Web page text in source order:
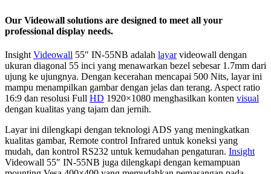
Our Videowall solutions are designed to meet all your
professional display needs.
Insight Videowall 55″ IN-55NB adalah layarvideowall dengan
ukuran diagonal 55 inci yang menawarkan bezel sebesar 1.7mm dari
ujung ke ujungnya. Dengan kecerahan mencapai 500 Nits, layar ini
mampu menampilkan gambar dengan jelas dan terang. Aspect ratio
16:9 dan resolusi Full HD 1920×1080 menghasilkan konten visual
dengan kualitas yang tajam dan jernih.
Layar ini dilengkapi dengan teknologi ADS yang meningkatkan
kualitas gambar, Remote control Infrared untuk koneksi yang
mudah, dan kontrol RS232 untuk kemudahan pengaturan. Insight
Videowall 55″ IN-55NB juga dilengkapi dengan kemampuan